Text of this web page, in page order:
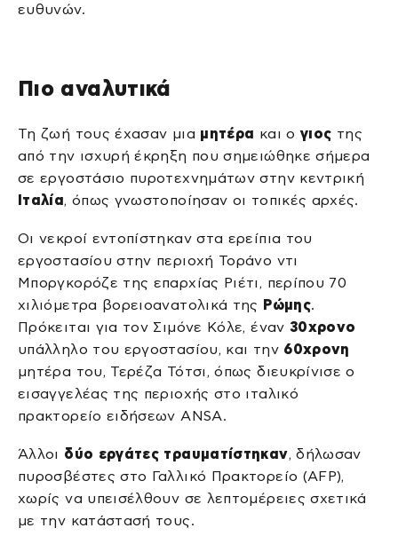
ευθυνών.
Πιο αναλυτικά
Τη ζωή τους έχασαν μια μητέρα και ο γιος της
από την ισχυρή έκρηξη που σημειώθηκε σήμερα
σε εργοστάσιο πυροτεχνημάτων στην κεντρική
Ιταλία, όπως γνωστοποίησαν οι τοπικές αρχές.
Οι νεκροί εντοπίστηκαν στα ερείπια του
εργοστασίου στην περιοχή Τοράνο ντι
Μποργκορόζε της επαρχίας Ριέτι, περίπου 70
χιλιόμετρα βορειοανατολικά της Ρώμης.
Πρόκειται για τον Σιμόνε Κόλε, έναν 30χρονο
υπάλληλο του εργοστασίου, και την 60χρονη
μητέρα του, Τερέζα Τότσι, όπως διευκρίνισε ο
εισαγγελέας της περιοχής στο ιταλικό
πρακτορείο ειδήσεων ANSA.
Άλλοι δύο εργάτες τραυματίστηκαν, δήλωσαν
πυροσβέστες στο Γαλλικό Πρακτορείο (AFP),
χωρίς να υπεισέλθουν σε λεπτομέρειες σχετικά
με την κατάστασή τους.